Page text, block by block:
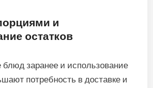
и
остатков
блюд заранее и использование
потребность в доставке и